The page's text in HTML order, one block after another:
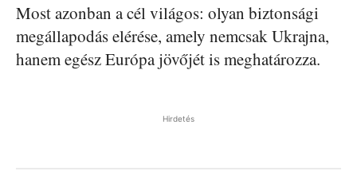
Most azonban a cél világos: olyan biztonsági
megállapodás elérése, amely nemcsak Ukrajna,
hanem egész Európa jövőjét is meghatározza.
Hirdetés